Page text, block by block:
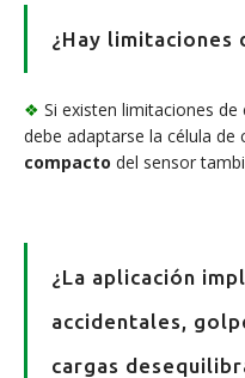
¿Hay limitaciones
❖ Si existen limitaciones
debe adaptarse la célula de
compacto del sensor
¿La aplicación
accidentales,
cargas